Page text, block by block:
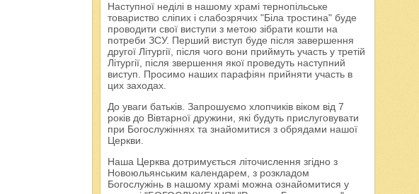
Наступної неділі в нашому храмі тернопільське
товариство сліпих і слабозрячих "Біла тростина" буде
проводити свої виступи з метою зібрати кошти на
потреби ЗСУ. Перший виступ буде після завершення
другої Літургії, після чого вони приймуть участь у третій
Літургії, після звершення якої проведуть наступний
виступ. Просимо наших парафіян прийняти участь в
цих заходах.
До уваги батьків. Запрошуємо хлопчиків віком від 7
років до Вівтарної дружини, які будуть прислуговувати
при Богослужіннях та знайомитися з обрядами нашої
Церкви.
Наша Церква дотримується літочислення згідно з
Новоюльянським календарем, з розкладом
Богослужінь в нашому храмі можна ознайомитися у